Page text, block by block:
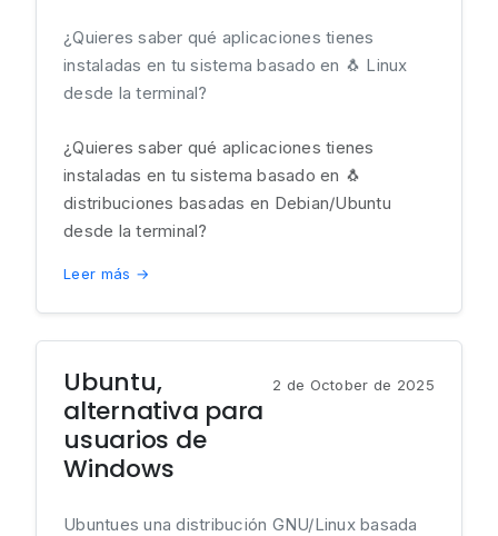
¿Quieres saber qué aplicaciones tienes
instaladas en tu sistema basado en 🐧 Linux
desde la terminal?
¿Quieres saber qué aplicaciones tienes
instaladas en tu sistema basado en 🐧
distribuciones basadas en Debian/Ubuntu
desde la terminal?
Leer más →
Ubuntu,
alternativa para
usuarios de
Windows
2 de October de 2025
Ubuntues una distribución GNU/Linux basada